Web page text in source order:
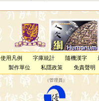
使用凡例 字庫統計 隨機漢字
製作單位 私隱政策 免責聲明
（管理員 ）